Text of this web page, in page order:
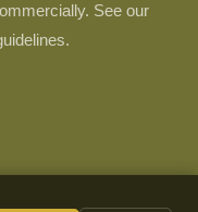
See our